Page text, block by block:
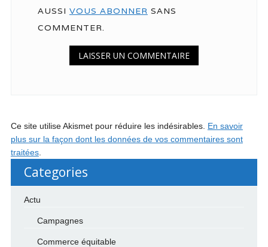
AUSSI VOUS ABONNER SANS
COMMENTER.
Ce site utilise Akismet pour réduire les indésirables. En savoir
plus sur la façon dont les données de vos commentaires sont
traitées.
Categories
Actu
Campagnes
Commerce équitable